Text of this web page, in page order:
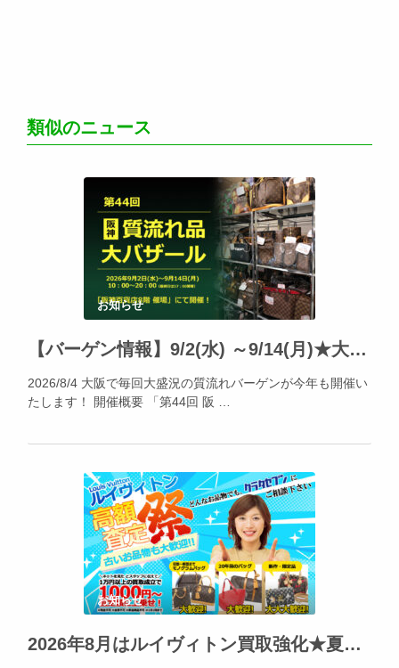
類似のニュース
お知らせ
【バーゲン情報】9/2(水) ～9/14(月)★大阪・阪神百貨店にて「阪神の質流れ品大バザール」開催!!
2026/8/4 大阪で毎回大盛況の質流れバーゲンが今年も開催い
たします！ 開催概要 「第44回 阪 …
お知らせ
2026年8月はルイヴィトン買取強化★夏休みの出費、不要品でカバー出来ます!!!